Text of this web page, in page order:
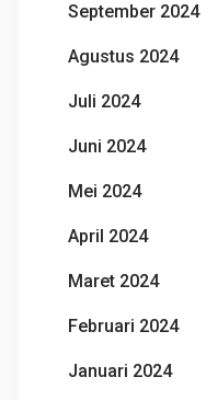
September 2024
Agustus 2024
Juli 2024
Juni 2024
Mei 2024
April 2024
Maret 2024
Februari 2024
Januari 2024